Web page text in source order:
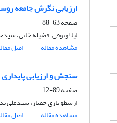
ارزیابی نگرش جامعه
صفحه63-88
لیلا وثوقی، فضیله خانی،
مشاهده مقاله
اصل
سنجش و ارزیابی
صفحه89-12
ارسطو یاری حصار، سیدعلی
مشاهده مقاله
اصل